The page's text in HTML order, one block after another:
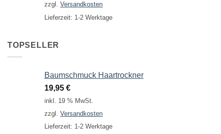
249,95 €
zzgl. Versandkosten
Lieferzeit: 1-2 Werktage
TOPSELLER
Baumschmuck Haartrockner
19,95 €
inkl. 19 % MwSt.
zzgl. Versandkosten
Lieferzeit: 1-2 Werktage